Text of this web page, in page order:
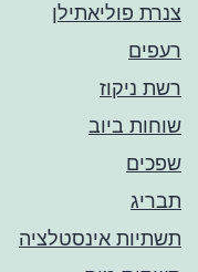
צנרת פוליאתילן
רעפים
רשת ניקוז
שוחות ביוב
שפכים
תבריג
תשתיות אינסטלציה